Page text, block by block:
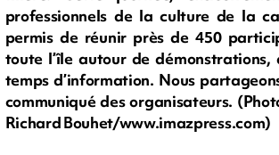
professionnels de la culture de la
permis de réunir près de 450
toute l’île autour de démonstrations,
temps d’information. Nous
communiqué des organisateurs.
Richard Bouhet/www.imazpress.com)